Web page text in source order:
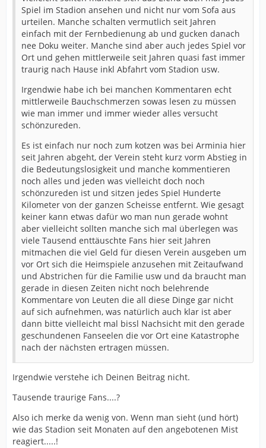
Spiel im Stadion ansehen und nicht nur vom Sofa aus
urteilen. Manche schalten vermutlich seit Jahren
einfach mit der Fernbedienung ab und gucken danach
nee Doku weiter. Manche sind aber auch jedes Spiel vor
Ort und gehen mittlerweile seit Jahren quasi fast immer
traurig nach Hause inkl Abfahrt vom Stadion usw.
Irgendwie habe ich bei manchen Kommentaren echt
mittlerweile Bauchschmerzen sowas lesen zu müssen
wie man immer und immer wieder alles versucht
schönzureden.
Es ist einfach nur noch zum kotzen was bei Arminia hier
seit Jahren abgeht, der Verein steht kurz vorm Abstieg in
die Bedeutungslosigkeit und manche kommentieren
noch alles und jeden was vielleicht doch noch
schönzureden ist und sitzen jedes Spiel Hunderte
Kilometer von der ganzen Scheisse entfernt. Wie gesagt
keiner kann etwas dafür wo man nun gerade wohnt
aber vielleicht sollten manche sich mal überlegen was
viele Tausend enttäuschte Fans hier seit Jahren
mitmachen die viel Geld für diesen Verein ausgeben um
vor Ort sich die Heimspiele anzusehen mit Zeitaufwand
und Abstrichen für die Familie usw und da braucht man
gerade in diesen Zeiten nicht noch belehrende
Kommentare von Leuten die all diese Dinge gar nicht
auf sich aufnehmen, was natürlich auch klar ist aber
dann bitte vielleicht mal bissl Nachsicht mit den gerade
geschundenen Fanseelen die vor Ort eine Katastrophe
nach der nächsten ertragen müssen.
Irgendwie verstehe ich Deinen Beitrag nicht.
Tausende traurige Fans....?
Also ich merke da wenig von. Wenn man sieht (und hört)
wie das Stadion seit Monaten auf den angebotenen Mist
reagiert.....!